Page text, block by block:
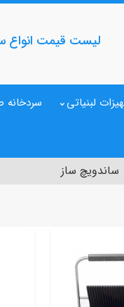
لیست قیمت انواع
لبنیاتی سردخانه
ساندویچ ساز